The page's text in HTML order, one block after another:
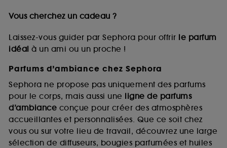
Vous cherchez un cadeau ?
Laissez-vous guider par Sephora pour offrir le parfum
idéal à un ami ou un proche !
Parfums d’ambiance chez Sephora
Sephora ne propose pas uniquement des parfums
pour le corps, mais aussi une ligne de parfums
d’ambiance conçue pour créer des atmosphères
accueillantes et personnalisées. Que ce soit chez
vous ou sur votre lieu de travail, découvrez une large
sélection de diffuseurs, bougies parfumées et huiles